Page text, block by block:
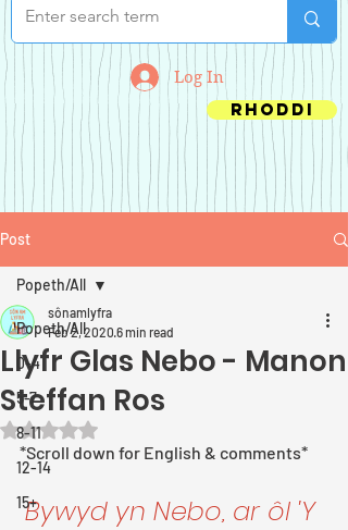
Log In
Rhoddi
Post
Popeth/All
0-4
5-7
8-11
12-14
15+
Popeth/All
Llyfr Glas Nebo - Manon
Steffan Ros
sônamlyfra
Feb 2, 2020 6 min read
Rated NaN out of 5 stars.
*Scroll down for English & comments*
Bywyd yn Nebo, ar ôl 'Y